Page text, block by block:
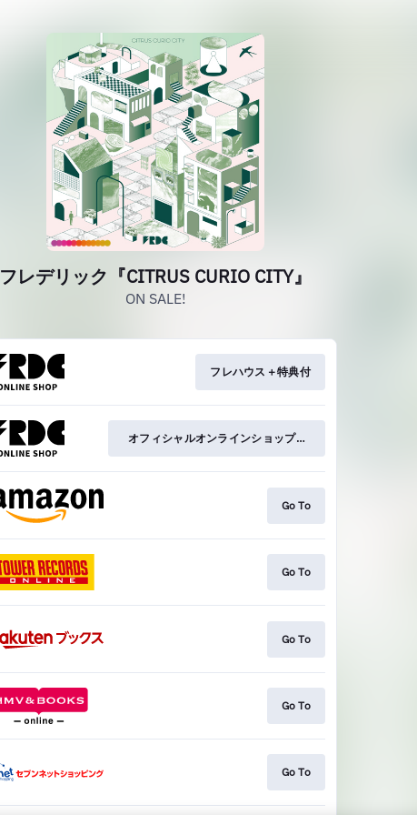
フレデリック『CITRUS CURIO CITY』
ON SALE!
フレハウス＋特典付
オフィシャルオンラインショップ特典付
Go To
Go To
Go To
Go To
Go To